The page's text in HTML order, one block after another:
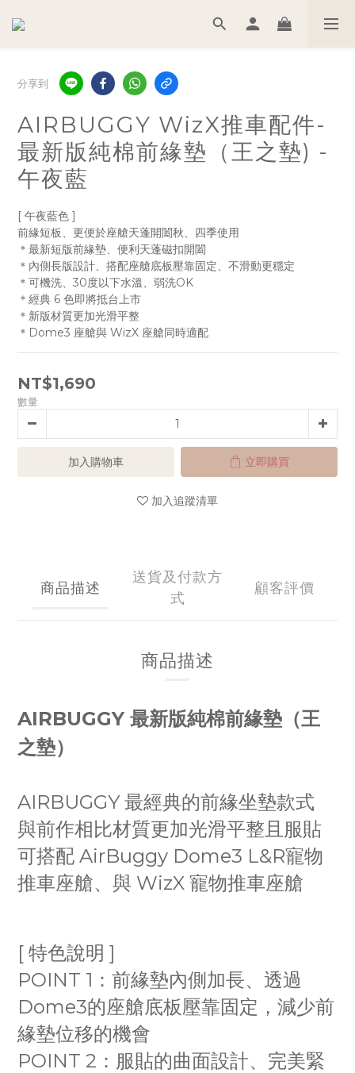
分享到
AIRBUGGY WizX推車配件-
最新版純棉前緣墊（王之墊) -
午夜藍
[ 午夜藍色 ]
前緣短板、更便於座艙天蓬開闔秋、四季使用
＊最新短版前緣墊、便利天蓬磁扣開闔
＊內側長版設計、搭配座艙底板壓靠固定、不滑動更穩定
＊可機洗、30度以下水溫、弱洗OK
＊經典 6 色即將抵台上市
＊新版材質更加光滑平整
＊Dome3 座艙與 WizX 座艙同時適配
NT$1,690
數量
加入購物車 立即購買
加入追蹤清單
商品描述
送貨及付款方
式
顧客評價
商品描述
AIRBUGGY 最新版純棉前緣墊（王
之墊）
AIRBUGGY 最經典的前緣坐墊款式
與前作相比材質更加光滑平整且服貼
可搭配 AirBuggy Dome3 L&R寵物
推車座艙、與 WizX 寵物推車座艙
[ 特色說明 ]
POINT 1：前緣墊內側加長、透過
Dome3的座艙底板壓靠固定，減少前
緣墊位移的機會
POINT 2：服貼的曲面設計、完美緊